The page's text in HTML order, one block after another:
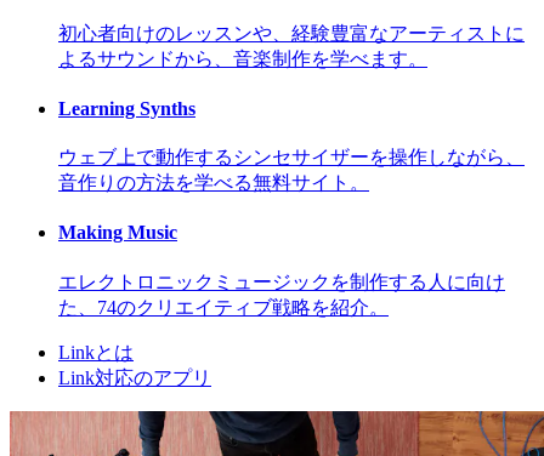
初心者向けのレッスンや、経験豊富なアーティストに
よるサウンドから、音楽制作を学べます。
Learning Synths
ウェブ上で動作するシンセサイザーを操作しながら、
音作りの方法を学べる無料サイト。
Making Music
エレクトロニックミュージックを制作する人に向け
た、74のクリエイティブ戦略を紹介。
Linkとは
Link対応のアプリ